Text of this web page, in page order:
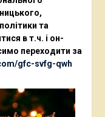
та
в т.ч. і он-
переходити за
gfc-svfg-qwh